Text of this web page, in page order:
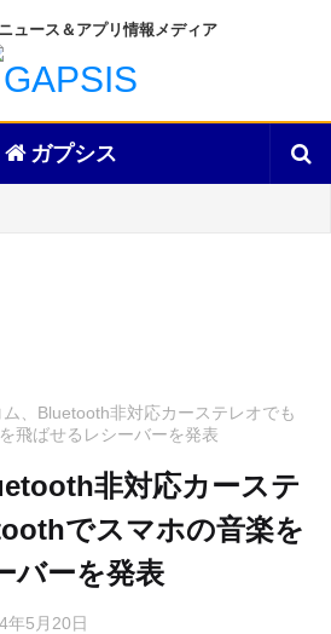
ュース＆アプリ情報メディア
ガプシス
ム、Bluetooth非対応カーステレオでも
飛ばせるレシーバーを発表
非対応カーステ
でスマホの音楽を
バーを発表
年5月20日